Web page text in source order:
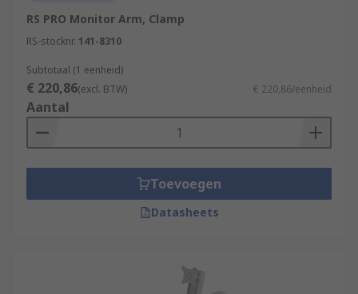
RS PRO Monitor Arm, Clamp
RS-stocknr. 141-8310
Subtotaal (1 eenheid)
€ 220,86(excl. BTW) € 220,86/eenheid
Aantal
Toevoegen
Datasheets